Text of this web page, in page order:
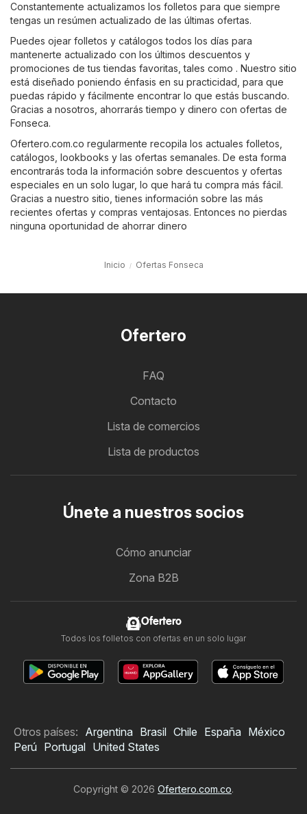
Constantemente actualizamos los folletos para que siempre
tengas un resúmen actualizado de las últimas ofertas.
Puedes ojear folletos y catálogos todos los días para
mantenerte actualizado con los últimos descuentos y
promociones de tus tiendas favoritas, tales como . Nuestro sitio
está diseñado poniendo énfasis en su practicidad, para que
puedas rápido y fácilmente encontrar lo que estás buscando.
Gracias a nosotros, ahorrarás tiempo y dinero con ofertas de
Fonseca.
Ofertero.com.co regularmente recopila los actuales folletos,
catálogos, lookbooks y las ofertas semanales. De esta forma
encontrarás toda la información sobre descuentos y ofertas
especiales en un solo lugar, lo que hará tu compra más fácil.
Gracias a nuestro sitio, tienes información sobre las más
recientes ofertas y compras ventajosas. Entonces no pierdas
ninguna oportunidad de ahorrar dinero
Inicio Ofertas Fonseca
Ofertero
FAQ
Contacto
Lista de comercios
Lista de productos
Únete a nuestros socios
Cómo anunciar
Zona B2B
Ofertero
Todos los folletos con ofertas en un solo lugar
Otros países: Argentina Brasil Chile España México
Perú Portugal United States
Copyright © 2026 Ofertero.com.co.